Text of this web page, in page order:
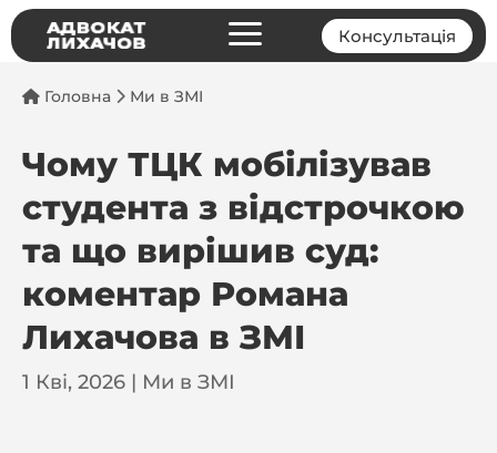
a Консультація
Головна Ми в ЗМІ
Чому ТЦК мобілізував
студента з відстрочкою
та що вирішив суд:
коментар Романа
Лихачова в ЗМІ
1 Кві, 2026 | Ми в ЗМІ